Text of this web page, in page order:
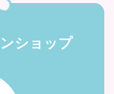
ショップ